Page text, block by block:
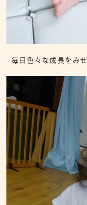
毎日色々な成長をみ